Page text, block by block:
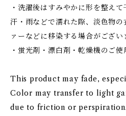
・洗濯後はすみやかに形を整え
汗・雨などで濡れた際、淡色物
ァーなどに移染する場合がござい
・蛍光剤・漂白剤・乾燥機のご使
This product may fade,
Color may transfer to light
due to friction or perspiration.